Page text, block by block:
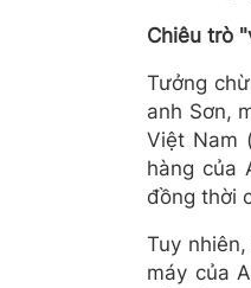
Chiêu trò
Tưởng
anh Sơn,
Việt Nam
hàng của
đồng thời
Tuy
máy của